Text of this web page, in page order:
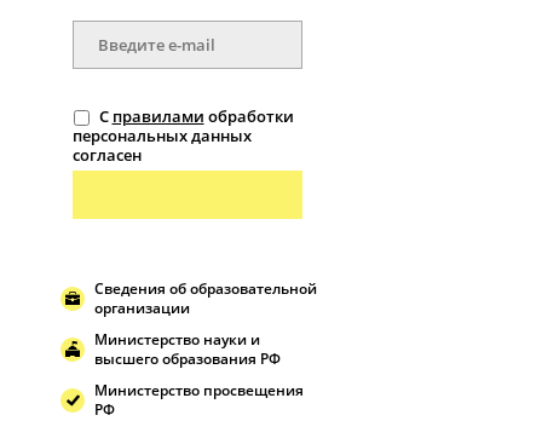
С правилами обработки
персональных данных
согласен
Сведения об образовательной
организации
Министерство науки и
высшего образования РФ
Министерство просвещения
РФ